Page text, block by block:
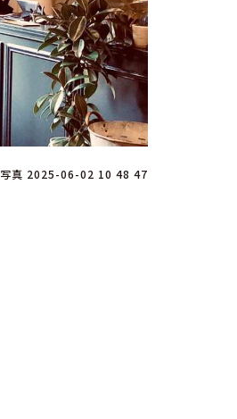
写真 2025-06-02 10 48 47